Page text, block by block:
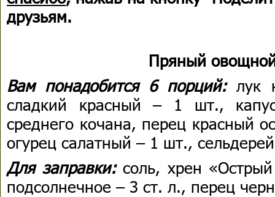
друзьям.
Пряный
Вам понадобится 6 порций:лук
сладкий красный – 1 шт.,
среднего кочана, перец красный
огурец салатный – 1 шт.,
Для заправки:соль, хрен
подсолнечное – 3 ст. л., перец